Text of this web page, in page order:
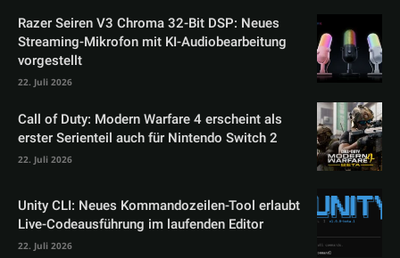
Razer Seiren V3 Chroma 32-Bit DSP: Neues
Streaming-Mikrofon mit KI-Audiobearbeitung
vorgestellt
22. Juli 2026
Call of Duty: Modern Warfare 4 erscheint als
erster Serienteil auch für Nintendo Switch 2
22. Juli 2026
Unity CLI: Neues Kommandozeilen-Tool erlaubt
Live-Codeausführung im laufenden Editor
22. Juli 2026